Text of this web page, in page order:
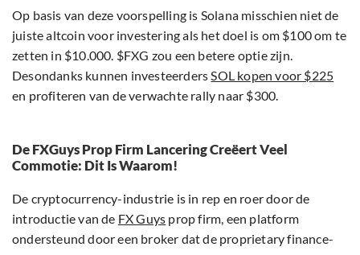
Op basis van deze voorspelling is Solana misschien niet de
juiste altcoin voor investering als het doel is om $100 om te
zetten in $10.000. $FXG zou een betere optie zijn.
Desondanks kunnen investeerdersSOL kopen voor $225
en profiteren van de verwachte rally naar $300.
De FXGuys Prop Firm Lancering Creëert Veel
Commotie: Dit Is Waarom!
De cryptocurrency-industrie is in rep en roer door de
introductie van de FX Guys prop firm, een platform
ondersteund door een broker dat de proprietary finance-